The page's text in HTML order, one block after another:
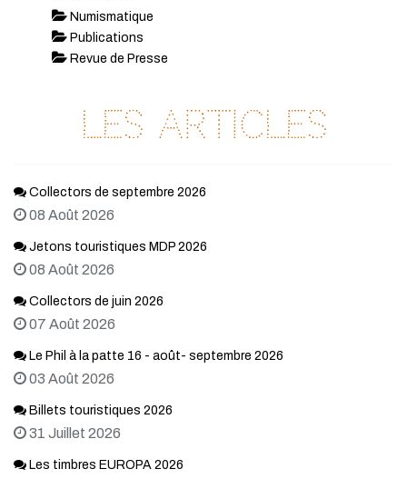
Numismatique
Publications
Revue de Presse
Les articles
Collectors de septembre 2026
08 Août 2026
Jetons touristiques MDP 2026
08 Août 2026
Collectors de juin 2026
07 Août 2026
Le Phil à la patte 16 - août- septembre 2026
03 Août 2026
Billets touristiques 2026
31 Juillet 2026
Les timbres EUROPA 2026